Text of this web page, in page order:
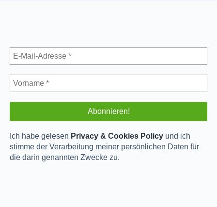
Ich habe gelesen Privacy & Cookies Policy und ich
stimme der Verarbeitung meiner persönlichen Daten für
die darin genannten Zwecke zu.